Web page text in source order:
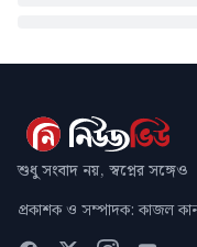
শুধু সংবাদ নয়, স্বপ্নের সঙ্গেও
প্রকাশক ও সম্পাদক: কাজল